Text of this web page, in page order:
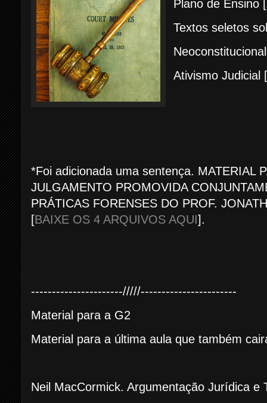
Plano de Ensino [
Textos seletos
Ativismo Judicial [
*Foi adicionada uma sentença. MATERIAL
JULGAMENTO PROMOVIDA
PRÁTICAS FORENSES DO PROF.
[BAIXE OS 4 ARQUIVOS AQUI].
----------------------/////-----------------------
Material para a G2
Material para a última aula que também
Neil MacCormick. Argumentação Jurídica e